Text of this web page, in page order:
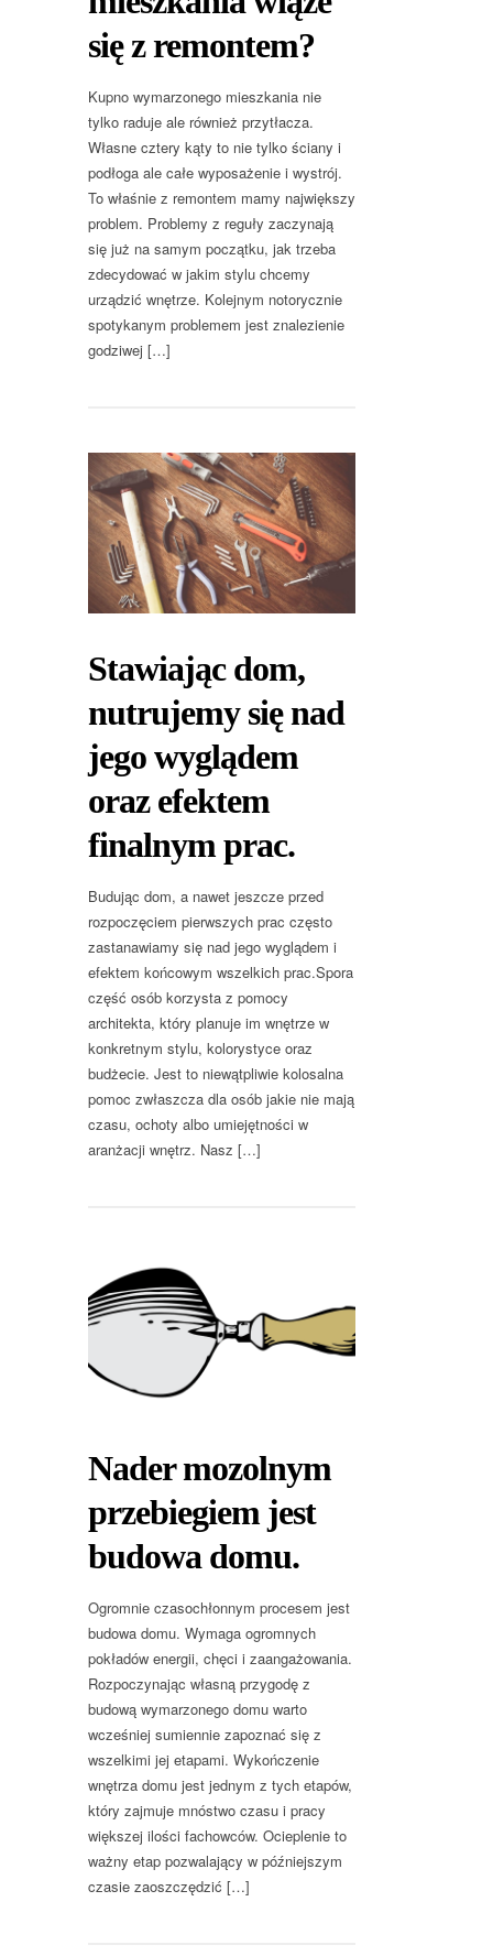
się z remontem?
Kupno wymarzonego mieszkania nie
tylko raduje ale również przytłacza.
Własne cztery kąty to nie tylko ściany i
podłoga ale całe wyposażenie i wystrój.
To właśnie z remontem mamy największy
problem. Problemy z reguły zaczynają
się już na samym początku, jak trzeba
zdecydować w jakim stylu chcemy
urządzić wnętrze. Kolejnym notorycznie
spotykanym problemem jest znalezienie
godziwej […]
Stawiając dom,
nutrujemy się nad
jego wyglądem
oraz efektem
finalnym prac.
Budując dom, a nawet jeszcze przed
rozpoczęciem pierwszych prac często
zastanawiamy się nad jego wyglądem i
efektem końcowym wszelkich prac.Spora
część osób korzysta z pomocy
architekta, który planuje im wnętrze w
konkretnym stylu, kolorystyce oraz
budżecie. Jest to niewątpliwie kolosalna
pomoc zwłaszcza dla osób jakie nie mają
czasu, ochoty albo umiejętności w
aranżacji wnętrz. Nasz […]
Nader mozolnym
przebiegiem jest
budowa domu.
Ogromnie czasochłonnym procesem jest
budowa domu. Wymaga ogromnych
pokładów energii, chęci i zaangażowania.
Rozpoczynając własną przygodę z
budową wymarzonego domu warto
wcześniej sumiennie zapoznać się z
wszelkimi jej etapami. Wykończenie
wnętrza domu jest jednym z tych etapów,
który zajmuje mnóstwo czasu i pracy
większej ilości fachowców. Ocieplenie to
ważny etap pozwalający w późniejszym
czasie zaoszczędzić […]